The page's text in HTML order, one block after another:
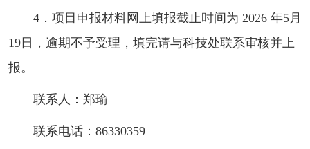
4．项目申报材料网上填报截止时间为 2026 年5月
19日，逾期不予受理，填完请与科技处联系审核并上
报。
联系人：郑瑜
联系电话：86330359